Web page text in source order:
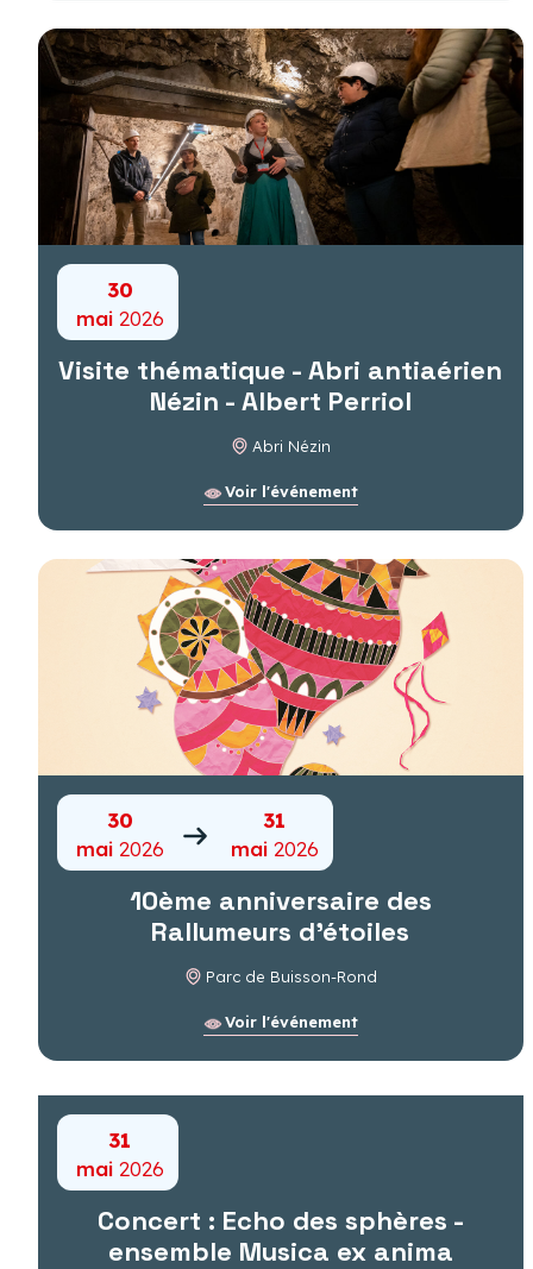
30
mai 2026
Visite thématique - Abri antiaérien
Nézin - Albert Perriol
Abri Nézin
Voir l'événement
30
mai 2026
31
mai 2026
10ème anniversaire des
Rallumeurs d'étoiles
Parc de Buisson-Rond
Voir l'événement
31
mai 2026
Concert : Echo des sphères -
ensemble Musica ex anima